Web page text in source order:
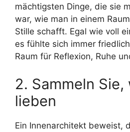
mächtigsten Dinge, die sie
war, wie man in einem
Stille schafft. Egal wie voll
es fühlte sich immer
Raum für Reflexion, Ruhe
2. Sammeln Sie,
lieben
Ein Innenarchitekt beweist,